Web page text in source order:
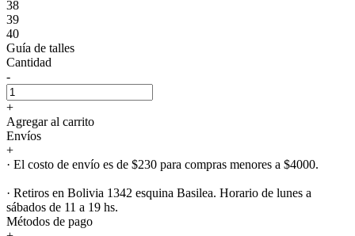
38
39
40
Guía de talles
Cantidad
-
+
Agregar al carrito
Envíos
+
· El costo de envío es de $230 para compras menores a $4000.
· Retiros en Bolivia 1342 esquina Basilea. Horario de lunes a
sábados de 11 a 19 hs.
Métodos de pago